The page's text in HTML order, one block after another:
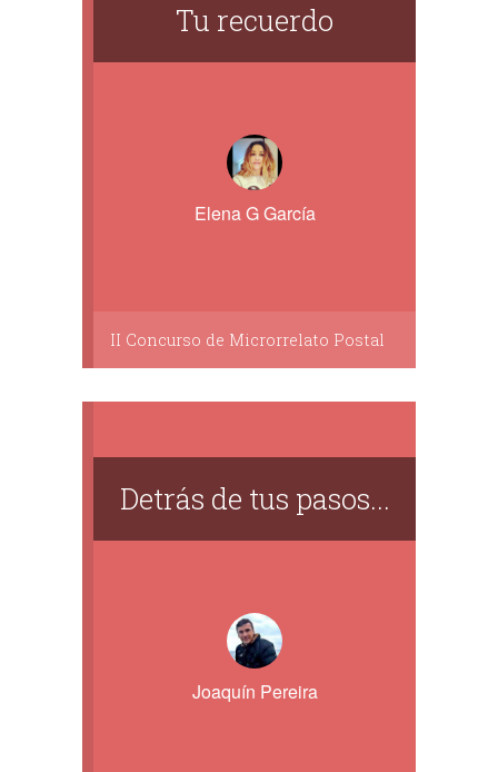
Tu recuerdo
Elena G García
II Concurso de Microrrelato Postal
Detrás de tus pasos...
Joaquín Pereira